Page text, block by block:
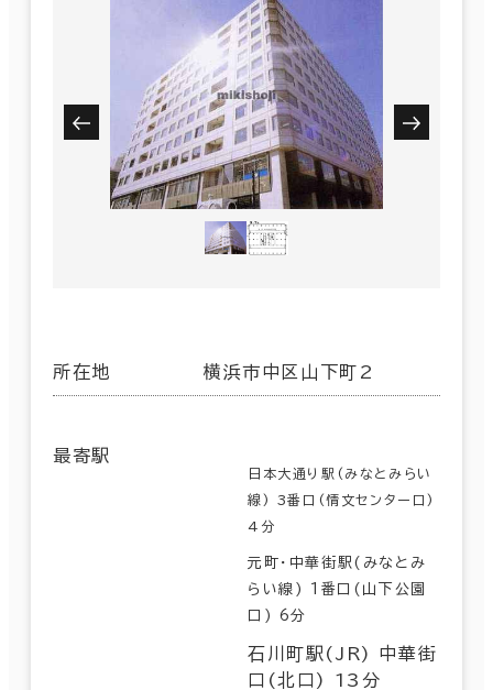
所在地 横浜市中区山下町2
最寄駅
日本大通り駅(みなとみらい
線) 3番口(情文センター口)
4分
元町・中華街駅(みなとみ
らい線) 1番口(山下公園
口) 6分
石川町駅(JR) 中華街
口(北口) 13分